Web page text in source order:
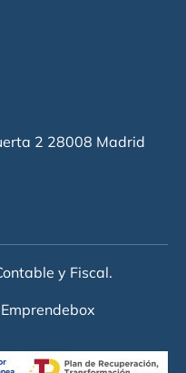
2 28008 Madrid
y Fiscal.